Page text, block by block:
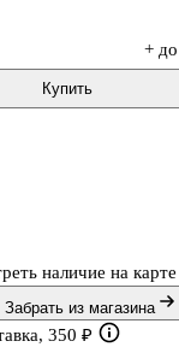
изготовлены с
нитей. В
от светло-
6 мм (± 3%) и
пенополистирола.
+ до
Купить
наличие на карте
Забрать из магазина
350 ₽